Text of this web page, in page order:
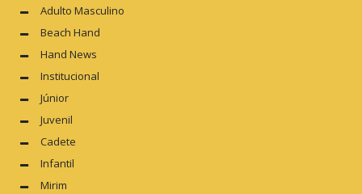
Adulto Masculino
Beach Hand
Hand News
Institucional
Júnior
Juvenil
Cadete
Infantil
Mirim